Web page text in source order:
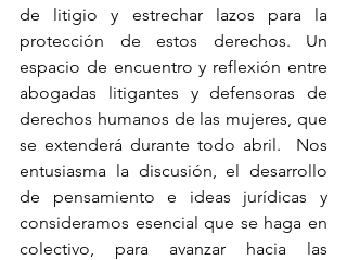
de litigio y estrechar lazos para la
protección de estos derechos. Un
espacio de encuentro y reflexión entre
abogadas litigantes y defensoras de
derechos humanos de las mujeres, que
se extenderá durante todo abril.  Nos
entusiasma la discusión, el desarrollo
de pensamiento e ideas jurídicas y
consideramos esencial que se haga en
colectivo, para avanzar hacia las